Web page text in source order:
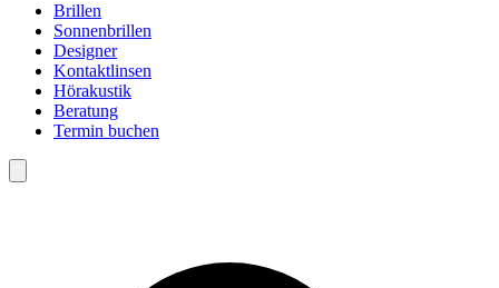
Brillen
Sonnenbrillen
Designer
Kontaktlinsen
Hörakustik
Beratung
Termin buchen